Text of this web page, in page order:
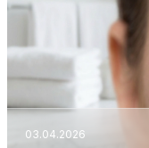
03.04.2026